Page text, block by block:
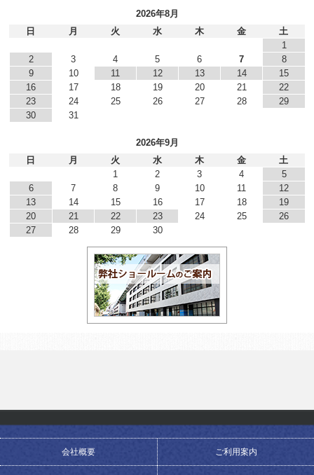
2026年8月
日
月 火 水 木 金
土
1
2
3 4 5 6 7
8
9
10 11 12 13 14
15
16
17 18 19 20 21
22
23
24 25 26 27 28
29
30
31
2026年9月
日
月 火 水 木 金
土
1
2 3 4
5
6
7 8 9 10 11
12
13
14 15 16 17 18
19
20
21 22 23 24 25
26
27
28 29 30
会社概要 ご利用案内